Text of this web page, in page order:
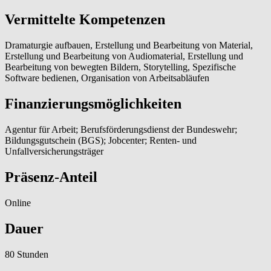
Vermittelte Kompetenzen
Dramaturgie aufbauen, Erstellung und Bearbeitung von Material,
Erstellung und Bearbeitung von Audiomaterial, Erstellung und
Bearbeitung von bewegten Bildern, Storytelling, Spezifische
Software bedienen, Organisation von Arbeitsabläufen
Finanzierungsmöglichkeiten
Agentur für Arbeit; Berufsförderungsdienst der Bundeswehr;
Bildungsgutschein (BGS); Jobcenter; Renten- und
Unfallversicherungsträger
Präsenz-Anteil
Online
Dauer
80 Stunden